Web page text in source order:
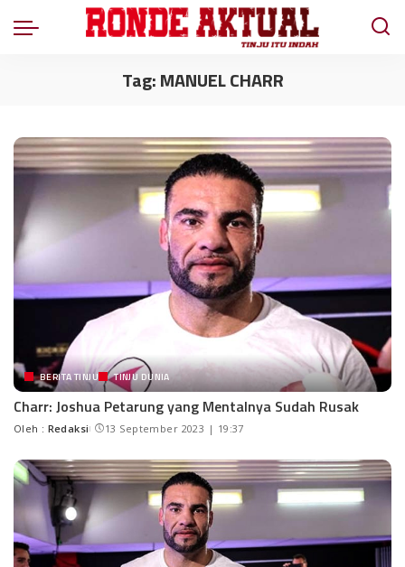
Tag:MANUEL CHARR
BERITA TINJU TINJU DUNIA
Charr: Joshua Petarung yang Mentalnya Sudah Rusak
Oleh : Redaksi 13 September 2023 | 19:37